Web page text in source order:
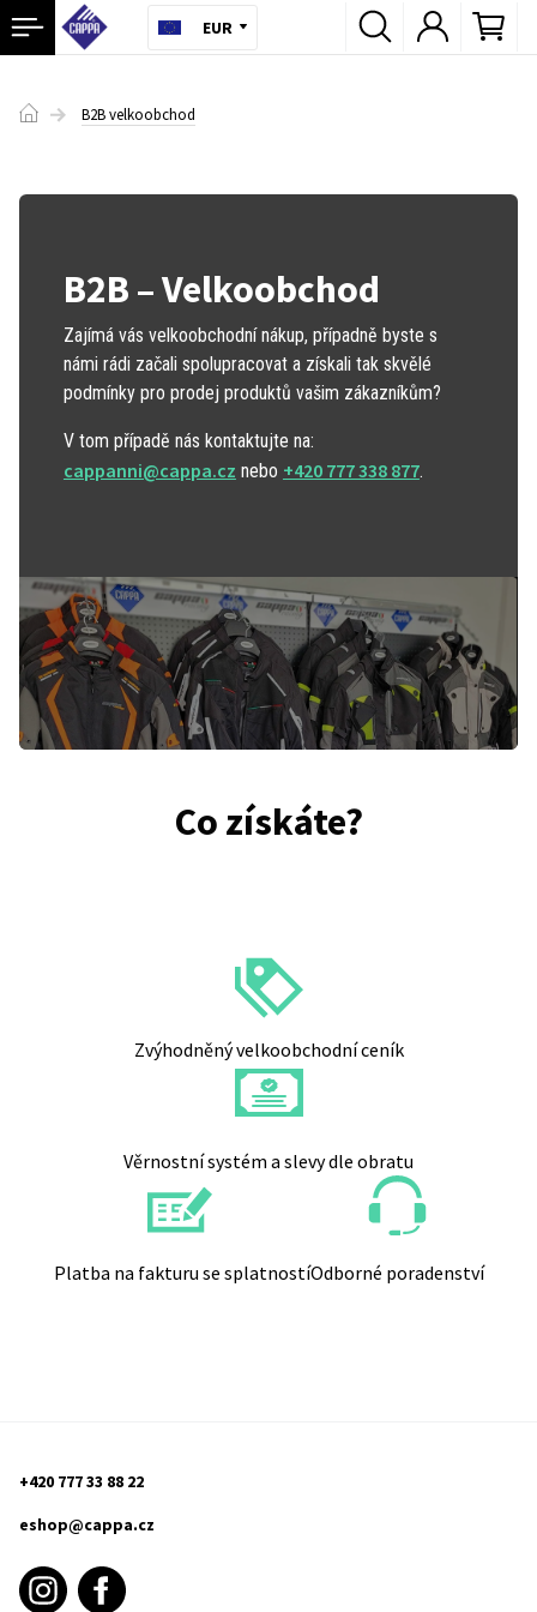
EUR
B2B velkoobchod
B2B – Velkoobchod
Zajímá vás velkoobchodní nákup, případně byste s
námi rádi začali spolupracovat a získali tak skvělé
podmínky pro prodej produktů vašim zákazníkům?
V tom případě nás kontaktujte na:
cappanni@cappa.cz nebo +420 777 338 877.
Co získáte?
Zvýhodněný velkoobchodní ceník
Věrnostní systém a slevy dle obratu
Platba na fakturu se splatnostíOdborné poradenství
+420 777 33 88 22
eshop@cappa.cz